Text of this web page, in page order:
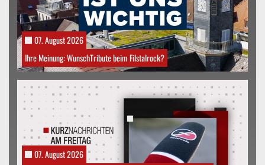
07. August 2026
Ihre Meinung: WunschTribute beim Filstalrock?
07. August 2026